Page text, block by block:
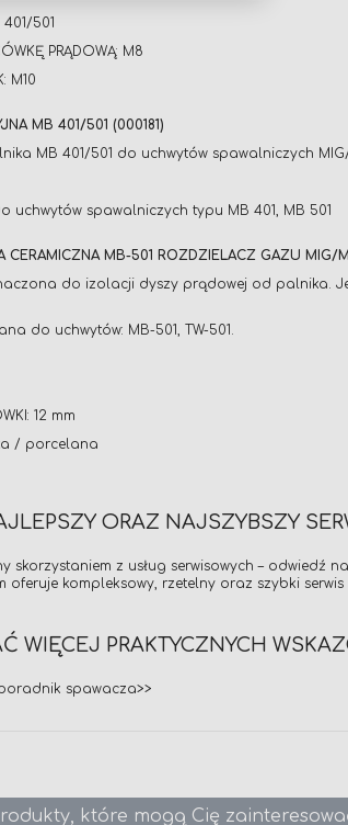
401/501
PRĄDOWĄ: M8
M10
MB 401/501 (000181)
MB 401/501 do uchwytów spawalniczych
uchwytów spawalniczych typu MB 401, MB 501
CERAMICZNA MB-501 ROZDZIELACZ GAZU MIG/
do izolacji dyszy prądowej od palnika.
do uchwytów: MB-501, TW-501.
12 mm
/ porcelana
ORAZ NAJSZYBSZY
skorzystaniem z usług serwisowych –
oferuje kompleksowy, rzetelny oraz szybki
WIĘCEJ PRAKTYCZNYCH
spawacza>>
które mogą Cię